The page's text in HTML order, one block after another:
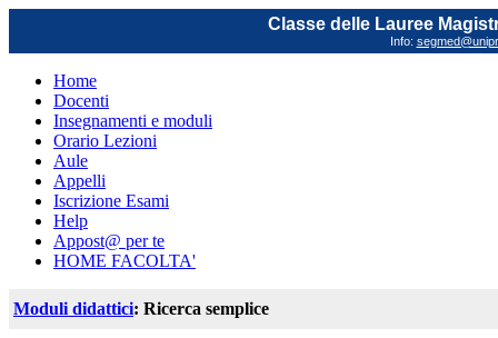
Classe delle Lauree
Info:
Home
Docenti
Insegnamenti e moduli
Orario Lezioni
Aule
Appelli
Iscrizione Esami
Help
Appost@ per te
HOME FACOLTA'
Moduli didattici: Ricerca semplice